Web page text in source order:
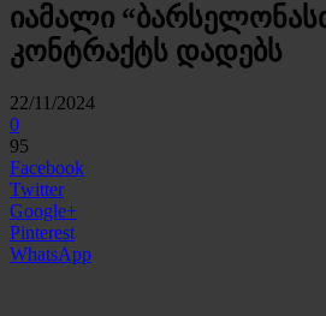
იამალი
კონტრაქტს დადებს
22/11/2024
0
95
Facebook
Twitter
Google+
Pinterest
WhatsApp